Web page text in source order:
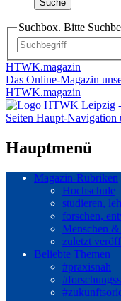
Suche
Suchbox. Bitte
HTWK.magazin
Das Online-Magazin
HTWK.magazin
Seiten Haupt-Navigation
Hauptmenü
Magazin-Rubriken
Hochschule
studieren,
forschen,
Menschen
zuletzt
Beliebte Themen
#praxisnah